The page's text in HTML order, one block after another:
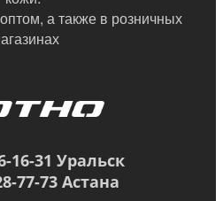
а также в розничных
16-31 Уральск
77-73 Астана